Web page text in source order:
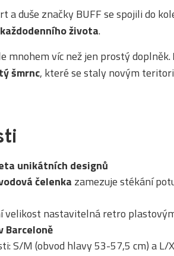
a duše značky BUFF se spojili do
života.
mnohem víc než jen prostý doplněk.
šmrnc, které se staly novým
unikátních designů
čelenka zamezuje stékání
velikost nastavitelná retro
Barceloně
S/M (obvod hlavy 53-57,5 cm) a L/